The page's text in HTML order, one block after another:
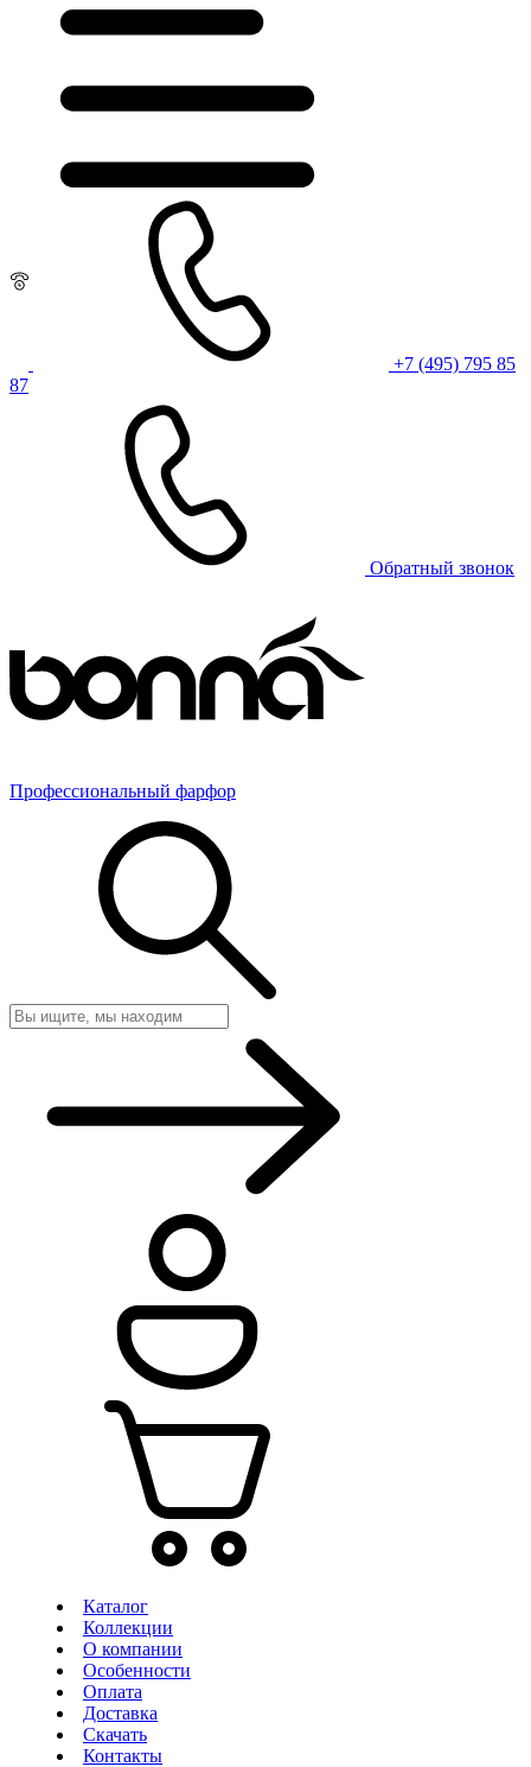
+7 (495) 795 85
87
Обратный звонок
Профессиональный фарфор
Каталог
Коллекции
О компании
Особенности
Оплата
Доставка
Скачать
Контакты